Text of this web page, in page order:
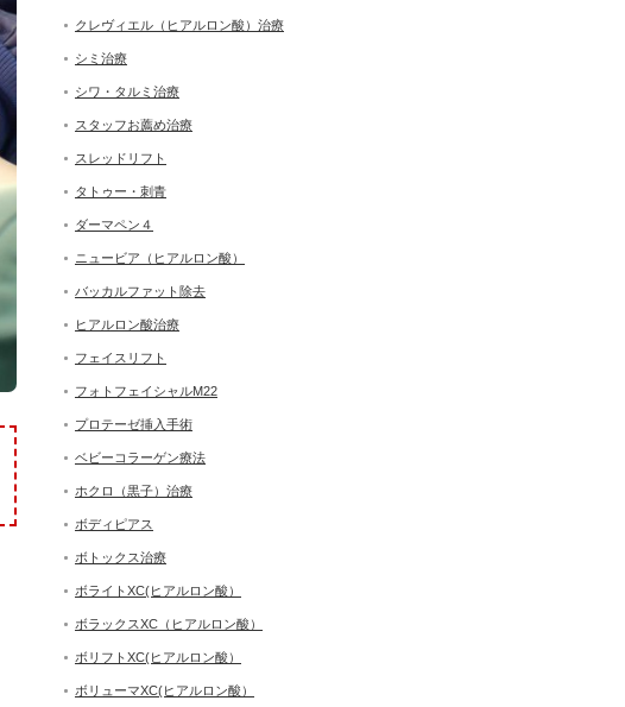
クレヴィエル（ヒアルロン酸）治療
シミ治療
シワ・タルミ治療
スタッフお薦め治療
スレッドリフト
タトゥー・刺青
ダーマペン４
ニュービア（ヒアルロン酸）
バッカルファット除去
ヒアルロン酸治療
フェイスリフト
フォトフェイシャルM22
プロテーゼ挿入手術
ベビーコラーゲン療法
ホクロ（黒子）治療
ボディピアス
ボトックス治療
ボライトXC(ヒアルロン酸）
ボラックスXC（ヒアルロン酸）
ボリフトXC(ヒアルロン酸）
ボリューマXC(ヒアルロン酸）